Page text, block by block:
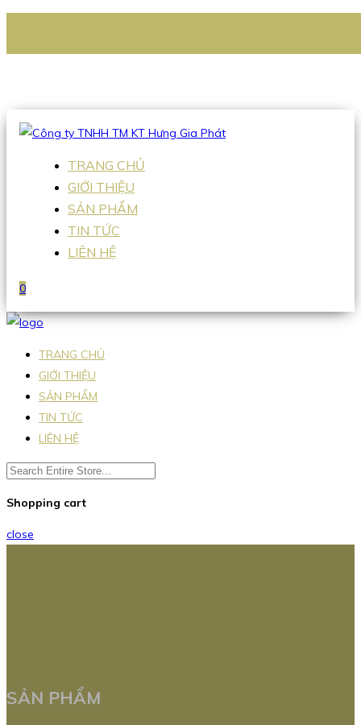
Hotline:0938 336 079
TRANG CHỦ
GIỚI THIỆU
SẢN PHẨM
TIN TỨC
LIÊN HỆ
0
TRANG CHỦ
GIỚI THIỆU
SẢN PHẨM
TIN TỨC
LIÊN HỆ
Shopping cart
close
SẢN PHẨM